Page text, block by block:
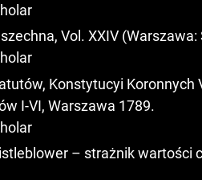
Vol. XXIV (Warszawa:
Konstytucyi
I-VI, Warszawa 1789.
– strażnik wartości